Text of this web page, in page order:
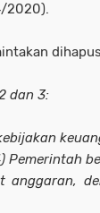
2020).
dan 3:
Pemerintah
anggaran,